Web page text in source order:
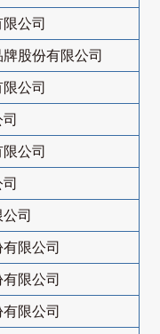
公司
股份有限公司
公司
公司
司
限公司
限公司
限公司